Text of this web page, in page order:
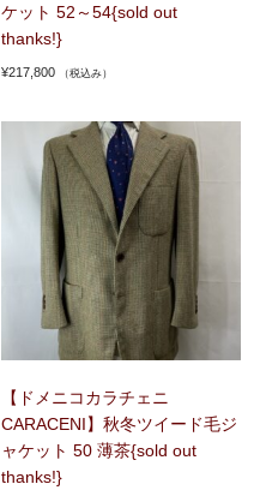
ケット 52～54{sold out
thanks!}
¥217,800 （税込み）
【ドメニコカラチェニ
CARACENI】秋冬ツイード毛ジ
ャケット 50 薄茶{sold out
thanks!}